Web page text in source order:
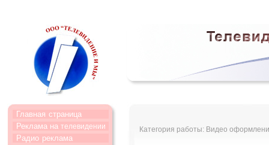
Главная страница
Реклама на телевидении
Радио реклама
Категория работы: Видео